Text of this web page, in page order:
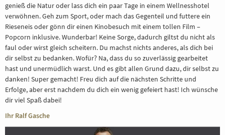
genieß die Natur oder lass dich ein paar Tage in einem Wellnesshotel
verwöhnen. Geh zum Sport, oder mach das Gegenteil und futtere ein
Rieseneis oder gönn dir einen Kinobesuch mit einem tollen Film –
Popcorn inklusive. Wunderbar! Keine Sorge, dadurch giltst du nicht als
faul oder wirst gleich scheitern. Du machst nichts anderes, als dich bei
dir selbst zu bedanken. Wofür? Na, dass du so zuverlässig gearbeitet
hast und unermüdlich warst. Und es gibt allen Grund dazu, dir selbst zu
danken! Super gemacht! Freu dich auf die nächsten Schritte und
Erfolge, aber erst nachdem du dich ein wenig gefeiert hast! Ich wünsche
dir viel Spaß dabei!
Ihr Ralf Gasche